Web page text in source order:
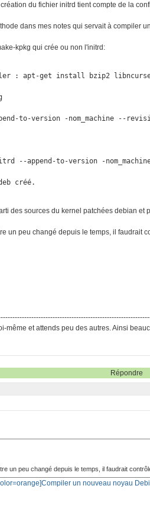
du fichier initrd tient compte de la
dans mes notes qui servait à compiler
kpkg qui crée ou non l'initrd:
: apt-get install bzip2
to-version -nom_machine --
--append-to-version -
créé.
des sources du kernel patchées debian et
un peu changé depuis le temps, il faudrait
même et attends peu des autres. Ainsi
Répondre
un peu changé depuis le temps, il faudrait
un nouveau noyau